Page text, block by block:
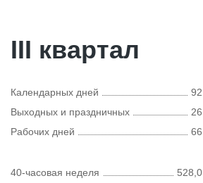
III квартал
Календарных дней
92
Выходных и праздничных
26
Рабочих дней
66
40-часовая неделя 528,0